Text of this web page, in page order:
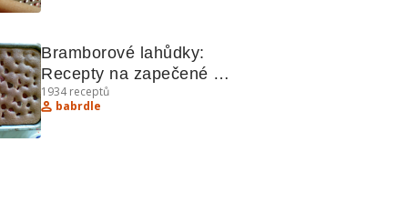
Bramborové lahůdky:
Recepty na zapečené
brambory a další
pochoutky
1934receptů
babrdle